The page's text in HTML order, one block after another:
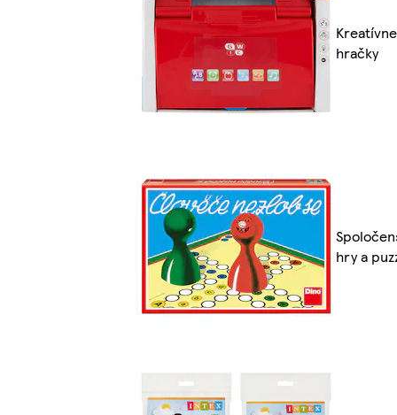
Kreatívne
hračky
hry a